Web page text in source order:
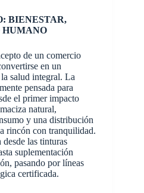
BIENESTAR,
HUMANO
de un comercio
en un
salud integral. La
pensada para
el primer impacto
natural,
y una distribución
rincón con tranquilidad.
las tinturas
suplementación
pasando por líneas
certificada.